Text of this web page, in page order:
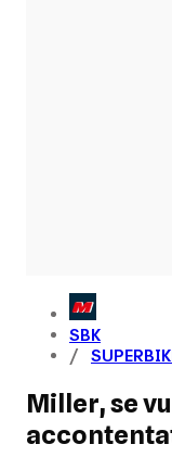
SBK
Miller, se